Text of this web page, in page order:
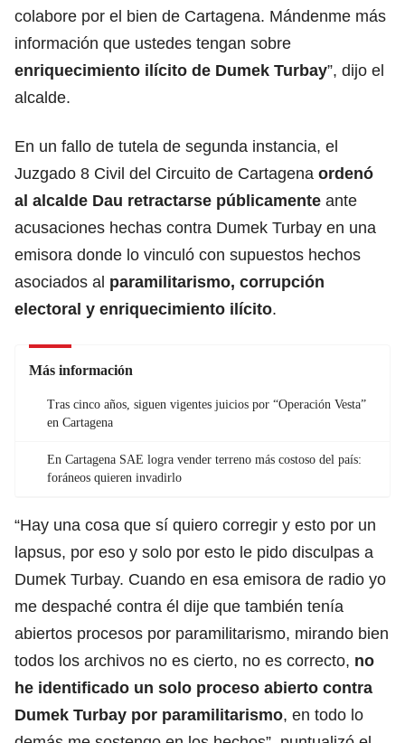
colabore por el bien de Cartagena. Mándenme más
información que ustedes tengan sobre
enriquecimiento ilícito de Dumek Turbay”, dijo el
alcalde.
En un fallo de tutela de segunda instancia, el
Juzgado 8 Civil del Circuito de Cartagena ordenó
al alcalde Dau retractarse públicamente ante
acusaciones hechas contra Dumek Turbay en una
emisora donde lo vinculó con supuestos hechos
asociados al paramilitarismo, corrupción
electoral y enriquecimiento ilícito.
Más información
Tras cinco años, siguen vigentes juicios por “Operación Vesta”
en Cartagena
En Cartagena SAE logra vender terreno más costoso del país:
foráneos quieren invadirlo
“Hay una cosa que sí quiero corregir y esto por un
lapsus, por eso y solo por esto le pido disculpas a
Dumek Turbay. Cuando en esa emisora de radio yo
me despaché contra él dije que también tenía
abiertos procesos por paramilitarismo, mirando bien
todos los archivos no es cierto, no es correcto, no
he identificado un solo proceso abierto contra
Dumek Turbay por paramilitarismo, en todo lo